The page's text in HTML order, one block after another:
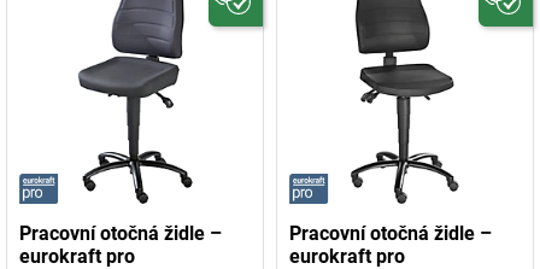
Pracovní otočná židle –
eurokraft pro
Pracovní otočná židle –
eurokraft pro